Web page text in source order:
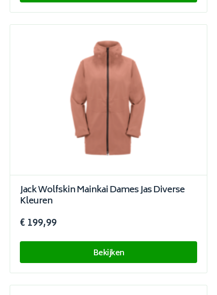
Jack Wolfskin Mainkai Dames Jas Diverse
Kleuren
€ 199,99
Bekijken